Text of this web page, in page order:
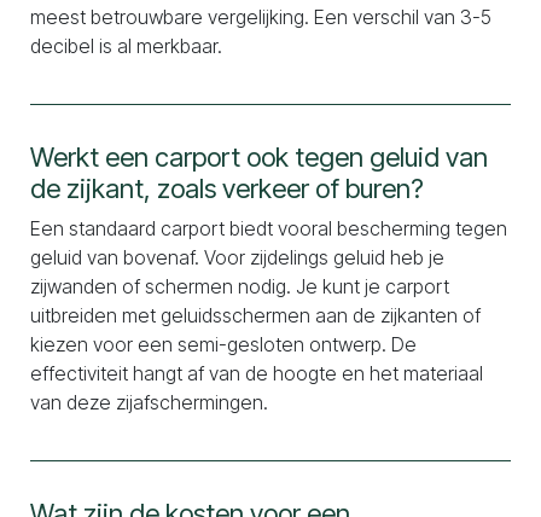
meest betrouwbare vergelijking. Een verschil van 3-5
decibel is al merkbaar.
Werkt een carport ook tegen geluid van
de zijkant, zoals verkeer of buren?
Een standaard carport biedt vooral bescherming tegen
geluid van bovenaf. Voor zijdelings geluid heb je
zijwanden of schermen nodig. Je kunt je carport
uitbreiden met geluidsschermen aan de zijkanten of
kiezen voor een semi-gesloten ontwerp. De
effectiviteit hangt af van de hoogte en het materiaal
van deze zijafschermingen.